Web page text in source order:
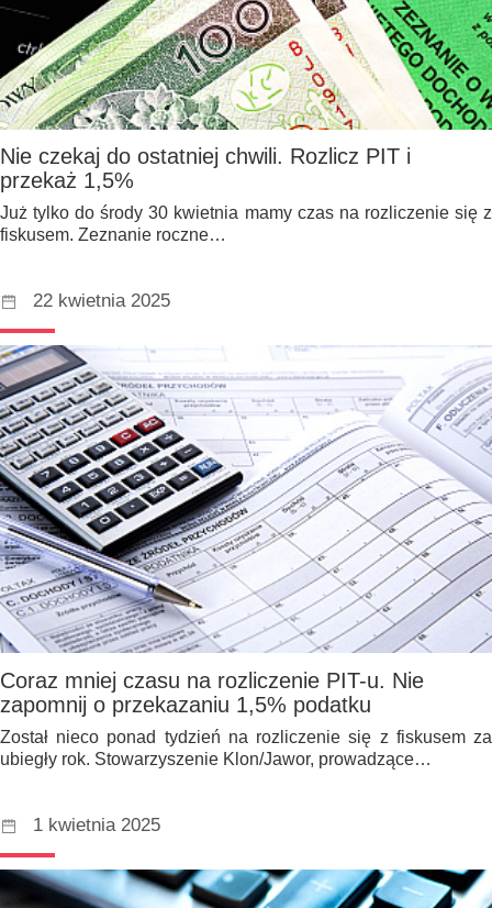
Nie czekaj do ostatniej chwili. Rozlicz PIT i
przekaż 1,5%
Już tylko do środy 30 kwietnia mamy czas na rozliczenie się z
fiskusem. Zeznanie roczne…
22 kwietnia 2025
Coraz mniej czasu na rozliczenie PIT-u. Nie
zapomnij o przekazaniu 1,5% podatku
Został nieco ponad tydzień na rozliczenie się z fiskusem za
ubiegły rok. Stowarzyszenie Klon/Jawor, prowadzące…
1 kwietnia 2025